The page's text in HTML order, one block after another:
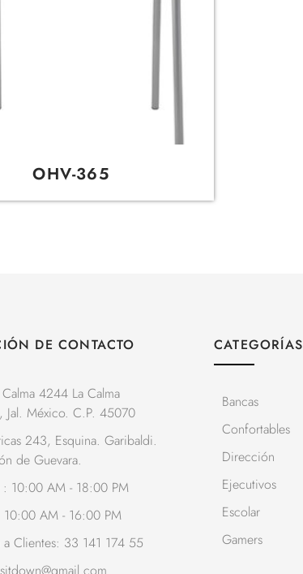
OHV-365
DE CONTACTO
4244 La Calma
Jal. México. C.P. 45070
243, Esquina. Garibaldi.
de Guevara.
: 10:00 AM - 18:00 PM
10:00 AM - 16:00 PM
Clientes: 33 141 174 55
CATEGORÍAS
Bancas
Confortables
Dirección
Ejecutivos
Escolar
Gamers